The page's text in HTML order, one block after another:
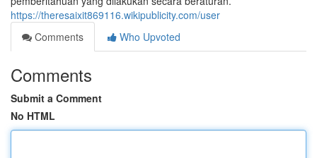
https://theresaixit869116.wikipublicity.com/user
Comments
Who Upvoted
Comments
Submit a Comment
No HTML